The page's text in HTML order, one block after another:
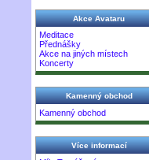
Akce Avataru
Meditace
Přednášky
Akce na jiných místech
Koncerty
Kamenný obchod
Kamenný obchod
Více informací